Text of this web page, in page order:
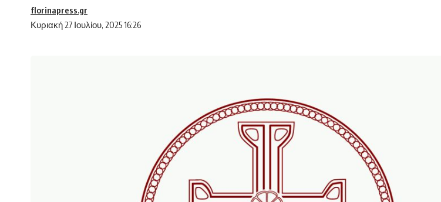
Κυριακή 27 Ιουλίου, 2025 16:26
florinapress.gr